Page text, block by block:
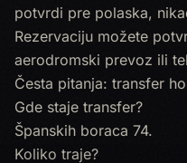
potvrdi pre polaska,
Rezervaciju možete
aerodromski prevoz ili
Česta pitanja: transfer
Gde staje transfer?
Španskih boraca 74.
Koliko traje?